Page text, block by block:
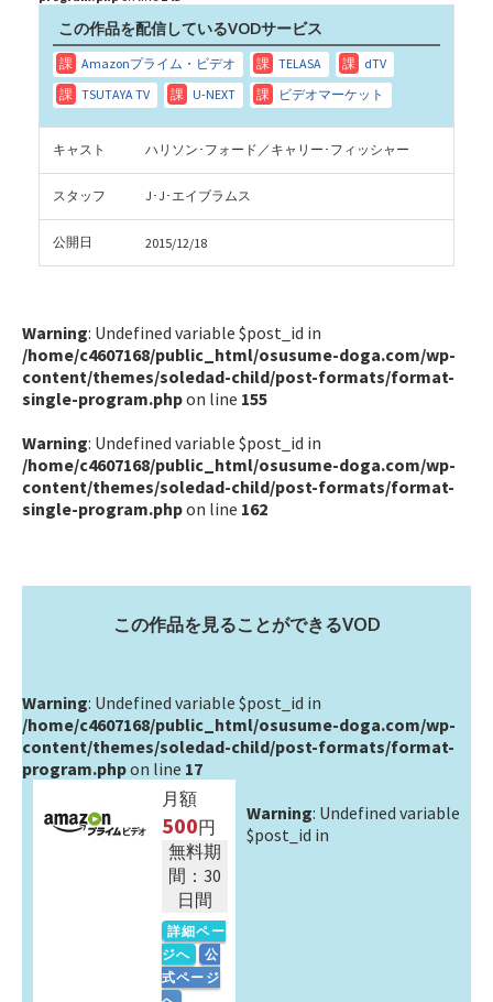
この作品を配信しているVODサービス
キャスト ハリソン･フォード／キャリー･フィッシャー
スタッフ J･J･エイブラムス
公開日 2015/12/18
Warning: Undefined variable $post_id in
/home/c4607168/public_html/osusume-doga.com/wp-
content/themes/soledad-child/post-formats/format-
single-program.phpon line 155
Warning: Undefined variable $post_id in
/home/c4607168/public_html/osusume-doga.com/wp-
content/themes/soledad-child/post-formats/format-
single-program.phpon line 162
この作品を見ることができるVOD
Warning: Undefined variable $post_id in
/home/c4607168/public_html/osusume-doga.com/wp-
content/themes/soledad-child/post-formats/format-
program.phpon line 17
月額
500円
無料期
間：30
日間
詳細ペー
ジへ
公
式ページ
Warning: Undefined variable
$post_id in